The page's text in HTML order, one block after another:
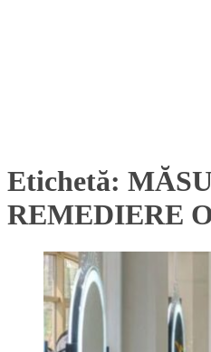
Etichetă:
REMEDIERE